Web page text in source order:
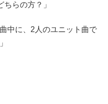
らの方？」
中に、2人のユニット曲で